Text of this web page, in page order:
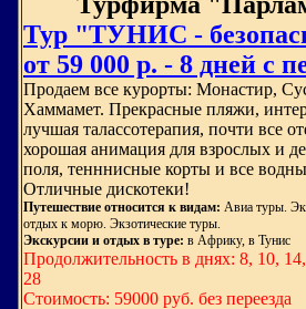
Тур "ТУНИС -
от 59 000 р. - 8 дней с
Продаем все курорты: Монастир,
Хаммамет. Прекрасные пляжи,
лучшая талассотерапия, почти все
хорошая анимация для взрослых и
поля, тенннисные корты и все
Отличные дискотеки!
Путешествие относится к видам: Авиа туры.
отдых к морю. Экзотические туры.
Экскурсии и отдых в туре: в Африку, в Тунис
Продолжительность в днях: 8, 10,
28
Стоимость: 59000 руб. без переезда